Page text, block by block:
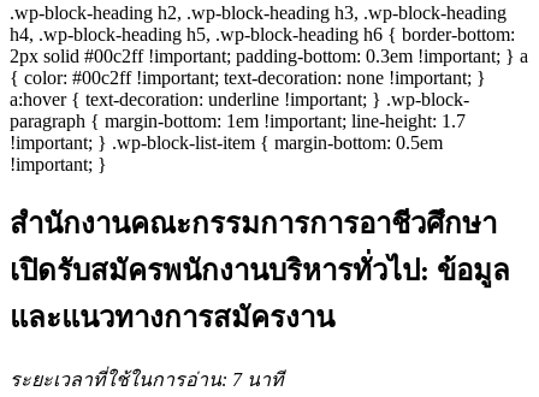
.wp-block-heading h2, .wp-block-heading h3, .wp-block-heading
h4, .wp-block-heading h5, .wp-block-heading h6 { border-bottom:
2px solid #00c2ff !important; padding-bottom: 0.3em !important; } a
{ color: #00c2ff !important; text-decoration: none !important; }
a:hover { text-decoration: underline !important; } .wp-block-
paragraph { margin-bottom: 1em !important; line-height: 1.7
!important; } .wp-block-list-item { margin-bottom: 0.5em
!important; }
สำนักงานคณะกรรมการการอาชีวศึกษา
เปิดรับสมัครพนักงานบริหารทั่วไป: ข้อมูล
และแนวทางการสมัครงาน
ระยะเวลาที่ใช้ในการอ่าน: 7 นาที